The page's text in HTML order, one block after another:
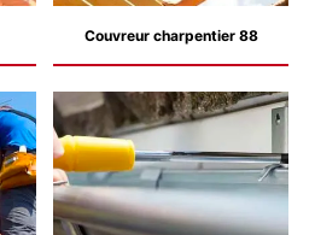
Couvreur charpentier 88